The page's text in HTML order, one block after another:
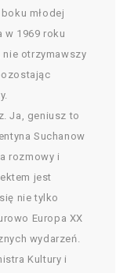
młodej
w 1969 roku
nie otrzymawszy
Ja, geniusz to
Suchanow
rozmowy i
jest
nie tylko
Europa XX
wydarzeń.
Kultury i